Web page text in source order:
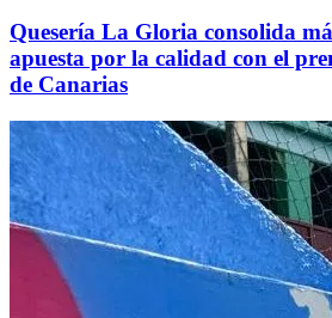
Quesería La Gloria consolida
apuesta por la calidad con el
de Canarias